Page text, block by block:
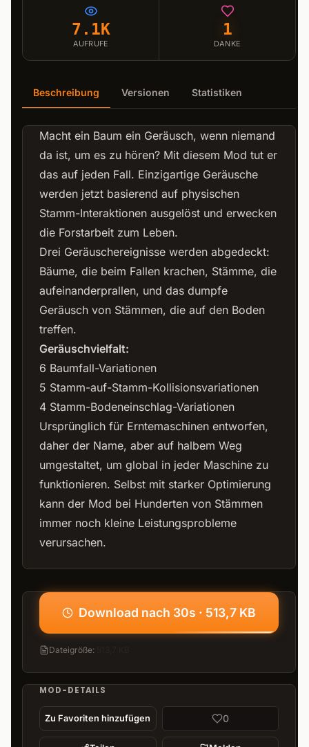
7.1K
AUFRUFE
1
DANKE
Beschreibung Versionen Statistiken
Macht ein Baum ein Geräusch, wenn niemand
da ist, um es zu hören? Mit diesem Mod tut er
das auf jeden Fall. Einzigartige Geräusche
werden jetzt basierend auf physischen
Stamm-Interaktionen ausgelöst und erwecken
die Forstarbeit zum Leben.
Drei Geräuschereignisse werden abgedeckt:
Bäume, die beim Fallen krachen, Stämme, die
aufeinanderprallen, und das dumpfe
Geräusch von Stämmen, die auf den Boden
treffen.
Geräuschvielfalt:
6 Baumfall-Variationen
5 Stamm-auf-Stamm-Kollisionsvariationen
4 Stamm-Bodeneinschlag-Variationen
Ursprünglich für Erntemaschinen entworfen,
daher der Name, aber auf halbem Weg
umgestaltet, um global in jeder Maschine zu
funktionieren. Selbst mit starker Optimierung
kann der Mod bei Hunderten von Stämmen
immer noch kleine Leistungsprobleme
verursachen.
Download nach 30s · 513,7 KB
Dateigröße:
MOD-DETAILS
Zu Favoriten hinzufügen 0